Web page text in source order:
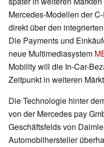
Mercedes-Modellen der
direkt über den
Die Payments und
neue Multimediasystem
Mobility will die In-Car-
Zeitpunkt in weiteren
Die Technologie hinter
von der Mercedes pay
Geschäftsfelds von
Automobilhersteller